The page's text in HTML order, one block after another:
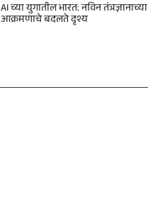
AI च्या युगातील भारत: नविन तंत्रज्ञानाच्या
आक्रमणाचे बदलते दृश्य